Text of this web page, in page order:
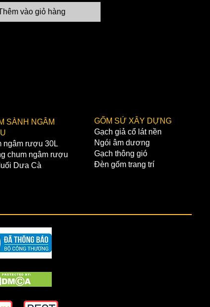
vào giỏ hàng
SÀNH NGÂM
ngâm rượu 30L
chum ngâm rượu
Dưa Cà
GỐM SỨ XÂY DỰNG
Gạch giả cổ lát nền
Ngói âm dương
Gạch thông gió
Đèn gốm trang trí